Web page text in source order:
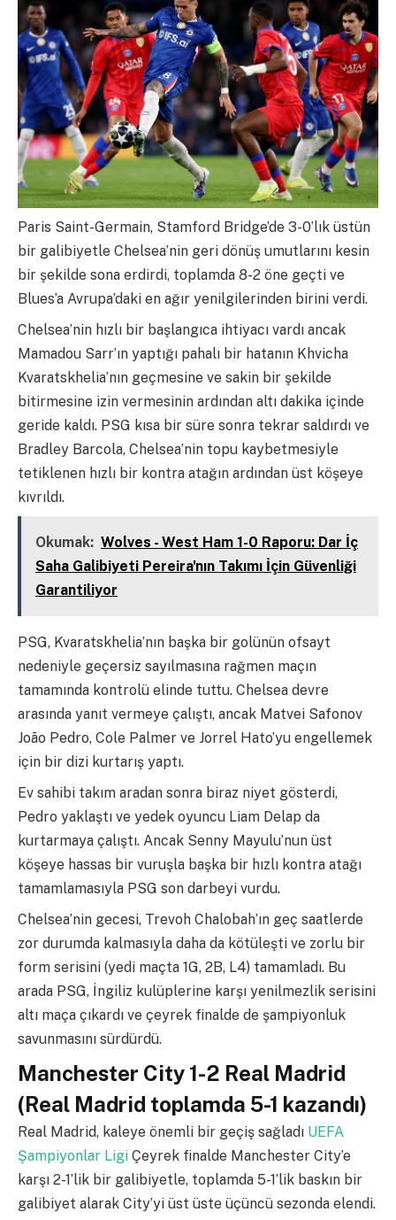
Paris Saint-Germain, Stamford Bridge’de 3-0’lık üstün
bir galibiyetle Chelsea’nin geri dönüş umutlarını kesin
bir şekilde sona erdirdi, toplamda 8-2 öne geçti ve
Blues’a Avrupa’daki en ağır yenilgilerinden birini verdi.
Chelsea’nin hızlı bir başlangıca ihtiyacı vardı ancak
Mamadou Sarr’ın yaptığı pahalı bir hatanın Khvicha
Kvaratskhelia’nın geçmesine ve sakin bir şekilde
bitirmesine izin vermesinin ardından altı dakika içinde
geride kaldı. PSG kısa bir süre sonra tekrar saldırdı ve
Bradley Barcola, Chelsea’nin topu kaybetmesiyle
tetiklenen hızlı bir kontra atağın ardından üst köşeye
kıvrıldı.
Okumak: Wolves - West Ham 1-0 Raporu: Dar İç
Saha Galibiyeti Pereira'nın Takımı İçin Güvenliği
Garantiliyor
PSG, Kvaratskhelia’nın başka bir golünün ofsayt
nedeniyle geçersiz sayılmasına rağmen maçın
tamamında kontrolü elinde tuttu. Chelsea devre
arasında yanıt vermeye çalıştı, ancak Matvei Safonov
João Pedro, Cole Palmer ve Jorrel Hato’yu engellemek
için bir dizi kurtarış yaptı.
Ev sahibi takım aradan sonra biraz niyet gösterdi,
Pedro yaklaştı ve yedek oyuncu Liam Delap da
kurtarmaya çalıştı. Ancak Senny Mayulu’nun üst
köşeye hassas bir vuruşla başka bir hızlı kontra atağı
tamamlamasıyla PSG son darbeyi vurdu.
Chelsea’nin gecesi, Trevoh Chalobah’ın geç saatlerde
zor durumda kalmasıyla daha da kötüleşti ve zorlu bir
form serisini (yedi maçta 1G, 2B, L4) tamamladı. Bu
arada PSG, İngiliz kulüplerine karşı yenilmezlik serisini
altı maça çıkardı ve çeyrek finalde de şampiyonluk
savunmasını sürdürdü.
Manchester City 1-2 Real Madrid
(Real Madrid toplamda 5-1 kazandı)
Real Madrid, kaleye önemli bir geçiş sağladı UEFA
Şampiyonlar Ligi Çeyrek finalde Manchester City’e
karşı 2-1’lik bir galibiyetle, toplamda 5-1’lik baskın bir
galibiyet alarak City’yi üst üste üçüncü sezonda elendi.